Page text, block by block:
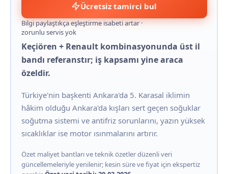
Ücretsiz tamirci bul
Bilgi paylaştıkça eşleştirme isabeti artar ·
zorunlu servis yok
Keçiören + Renault kombinasyonunda üst il
bandı referanstır; iş kapsamı yine araca
özeldir.
Türkiye'nin başkenti Ankara'da 5. Karasal iklimin
hâkim olduğu Ankara'da kışları sert geçen soğuklar
soğutma sistemi ve antifriz sorunlarını, yazın yüksek
sıcaklıklar ise motor ısınmalarını artırır.
Özet maliyet bantları ve teknik özetler düzenli veri
güncellemeleriyle yenilenir; kesin süre ve fiyat için ekspertiz